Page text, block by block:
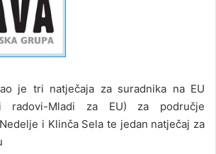
je tri natječaja za ​suradnika na EU
radovi-Mladi za EU) za područje
i Klinča Sela te jedan natječaj za